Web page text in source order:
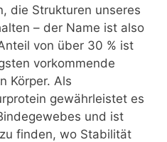
die Strukturen unseres
– der Name ist also
von über 30 % ist
vorkommende
Körper. Als
gewährleistet es
und ist
finden, wo Stabilität